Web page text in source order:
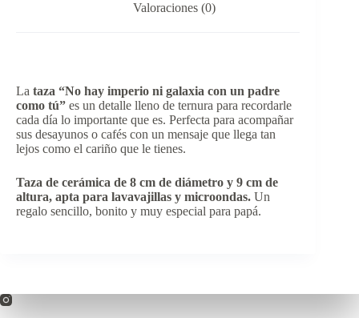
Valoraciones (0)
La taza “No hay imperio ni galaxia con un padre
como tú” es un detalle lleno de ternura para recordarle
cada día lo importante que es. Perfecta para acompañar
sus desayunos o cafés con un mensaje que llega tan
lejos como el cariño que le tienes.
Taza de cerámica de 8 cm de diámetro y 9 cm de
altura, apta para lavavajillas y microondas. Un
regalo sencillo, bonito y muy especial para papá.